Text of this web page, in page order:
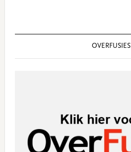
OVERFUSIES